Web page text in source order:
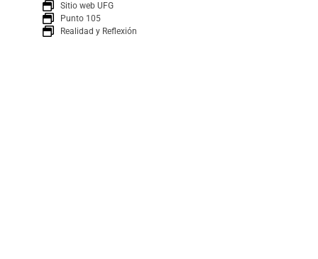
Sitio web UFG
Punto 105
Realidad y Reflexión